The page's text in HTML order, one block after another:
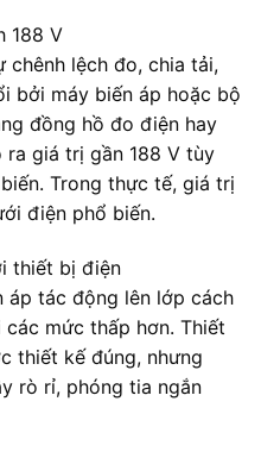
188 V
chênh lệch đo, chia tải,
bởi máy biến áp hoặc bộ
đồng hồ đo điện hay
giá trị gần 188 V tùy
Trong thực tế, giá trị
điện phổ biến.
thiết bị điện
áp tác động lên lớp cách
mức thấp hơn. Thiết
thiết kế đúng, nhưng
rò rỉ, phóng tia ngắn